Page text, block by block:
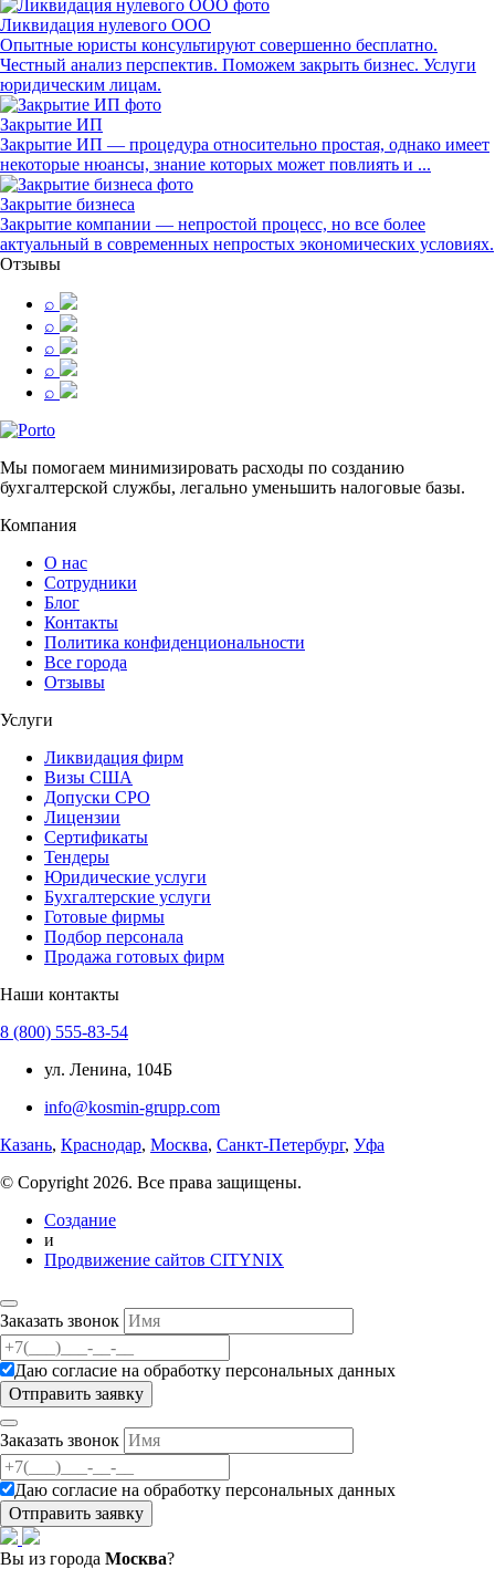
Ликвидация нулевого ООО
Опытные юристы консультируют совершенно бесплатно.
Честный анализ перспектив. Поможем закрыть бизнес. Услуги
юридическим лицам.
Закрытие ИП
Закрытие ИП — процедура относительно простая, однако имеет
некоторые нюансы, знание которых может повлиять и ...
Закрытие бизнеса
Закрытие компании — непростой процесс, но все более
актуальный в современных непростых экономических условиях.
Отзывы
⌕
⌕
⌕
⌕
⌕
Мы помогаем минимизировать расходы по созданию
бухгалтерской службы, легально уменьшить налоговые базы.
Компания
О нас
Сотрудники
Блог
Контакты
Политика конфиденциональности
Все города
Отзывы
Услуги
Ликвидация фирм
Визы США
Допуски СРО
Лицензии
Сертификаты
Тендеры
Юридические услуги
Бухгалтерские услуги
Готовые фирмы
Подбор персонала
Продажа готовых фирм
Наши контакты
8 (800) 555-83-54
ул. Ленина, 104Б
info@kosmin-grupp.com
Казань, Краснодар, Москва, Санкт-Петербург, Уфа
© Copyright 2026. Все права защищены.
Создание
и
Продвижение сайтов CITYNIX
Заказать звонок
Даю согласие на обработку персональных данных
Заказать звонок
Даю согласие на обработку персональных данных
Вы из города Москва?